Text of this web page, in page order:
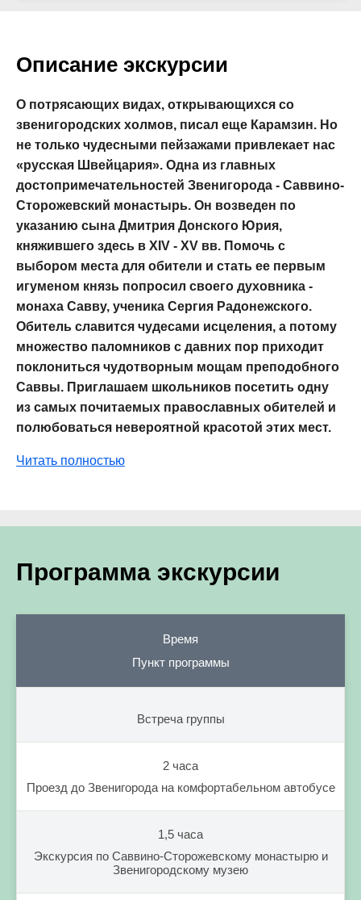
Описание экскурсии
О потрясающих видах, открывающихся со
звенигородских холмов, писал еще Карамзин. Но
не только чудесными пейзажами привлекает нас
«русская Швейцария». Одна из главных
достопримечательностей Звенигорода - Саввино-
Сторожевский монастырь. Он возведен по
указанию сына Дмитрия Донского Юрия,
княжившего здесь в XIV - XV вв. Помочь с
выбором места для обители и стать ее первым
игуменом князь попросил своего духовника -
монаха Савву, ученика Сергия Радонежского.
Обитель славится чудесами исцеления, а потому
множество паломников с давних пор приходит
поклониться чудотворным мощам преподобного
Саввы. Приглашаем школьников посетить одну
из самых почитаемых православных обителей и
полюбоваться невероятной красотой этих мест.
Читать полностью
Программа экскурсии
Время
Пункт программы
Встреча группы
2 часа
Проезд до Звенигорода на комфортабельном автобусе
1,5 часа
Экскурсия по Саввино-Сторожевскому монастырю и
Звенигородскому музею